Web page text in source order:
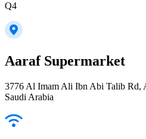
Q4
Aaraf Supermarket
3776 Al Imam Ali Ibn Abi Talib Rd,
Saudi Arabia